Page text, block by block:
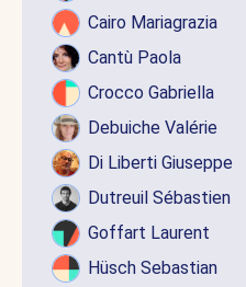
Cairo Mariagrazia
Cantù Paola
Crocco Gabriella
Debuiche Valérie
Di Liberti Giuseppe
Dutreuil Sébastien
Goffart Laurent
Hüsch Sebastian